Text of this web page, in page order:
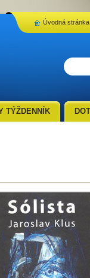
TÝŽDENNÍK
Úvodná stránka